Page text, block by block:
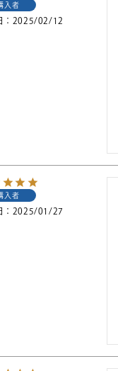
入者
2025/02/12
入者
2025/01/27